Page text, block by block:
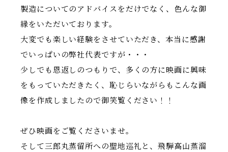
製造についてのアドバイスをだけでなく、色んな御
縁をいただいております。
大変でも楽しい経験をさせていただき、本当に感謝
でいっぱいの弊社代表ですが・・・
少しでも恩返しのつもりで、多くの方に映画に興味
をもっていただきたく、恥じらいながらもこんな画
像を作成しましたので御笑覧ください！！
ぜひ映画をご覧くださいませ。
そして三郎丸蒸留所への聖地巡礼と、飛騨高山蒸溜